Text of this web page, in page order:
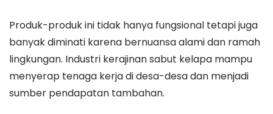
Produk-produk ini tidak hanya fungsional tetapi juga
banyak diminati karena bernuansa alami dan ramah
lingkungan. Industri kerajinan sabut kelapa mampu
menyerap tenaga kerja di desa-desa dan menjadi
sumber pendapatan tambahan.